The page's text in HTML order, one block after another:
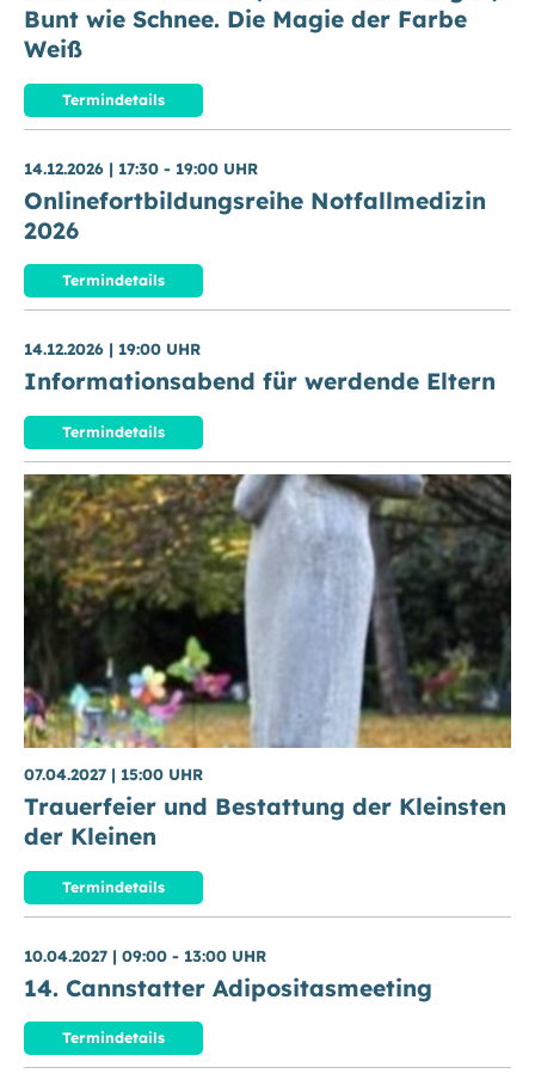
Bunt wie Schnee. Die Magie der Farbe
Weiß
Termindetails
14.12.2026 | 17:30 - 19:00 UHR
Onlinefortbildungsreihe Notfallmedizin
2026
Termindetails
14.12.2026 | 19:00 UHR
Informationsabend für werdende Eltern
Termindetails
07.04.2027 | 15:00 UHR
Trauerfeier und Bestattung der Kleinsten
der Kleinen
Termindetails
10.04.2027 | 09:00 - 13:00 UHR
14. Cannstatter Adipositasmeeting
Termindetails